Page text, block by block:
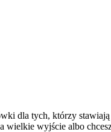
dla tych, którzy
wyjście albo